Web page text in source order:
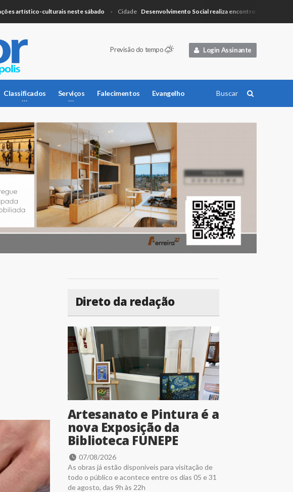
artístico-culturais neste sábado Cidade Desenvolvimento Social realiza encontro para planejamento
Login Assinante
Previsão do tempo
Classificados Serviços Falecimentos Evangelho
Direto da redação
Artesanato e Pintura é a
nova Exposição da
Biblioteca FUNEPE
07/08/2026
As obras já estão disponíveis para visitação de
todo o público e acontece entre os dias 05 e 31
de agosto, das 9h às 22h